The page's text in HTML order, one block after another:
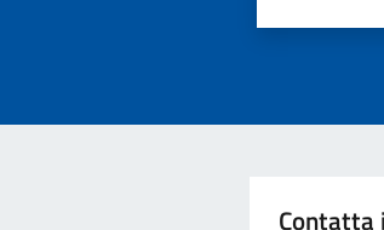
Contatta